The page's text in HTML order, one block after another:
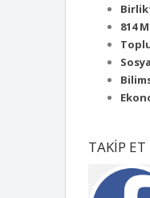
814
TAKİP ET